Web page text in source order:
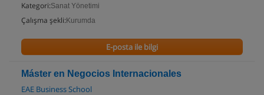
Kategori:Sanat Yönetimi
Çalışma şekli: Kurumda
E-posta ile bilgi
Máster en Negocios Internacionales
EAE Business School